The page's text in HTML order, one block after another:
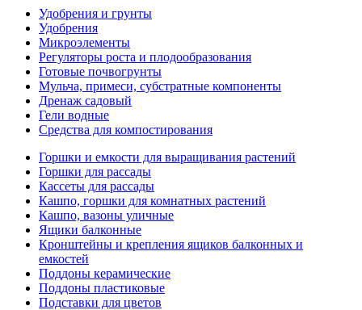
Удобрения и грунты
Удобрения
Микроэлементы
Регуляторы роста и плодообразования
Готовые почвогрунты
Мульча, примеси, субстратные компоненты
Дренаж садовый
Гели водные
Средства для компостирования
Горшки и емкости для выращивания растений
Горшки для рассады
Кассеты для рассады
Кашпо, горшки для комнатных растений
Кашпо, вазоны уличные
Ящики балконные
Кронштейны и крепления ящиков балконных и
емкостей
Поддоны керамические
Поддоны пластиковые
Подставки для цветов